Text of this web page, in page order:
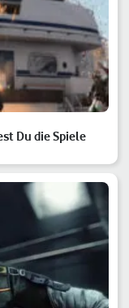
Du die Spiele